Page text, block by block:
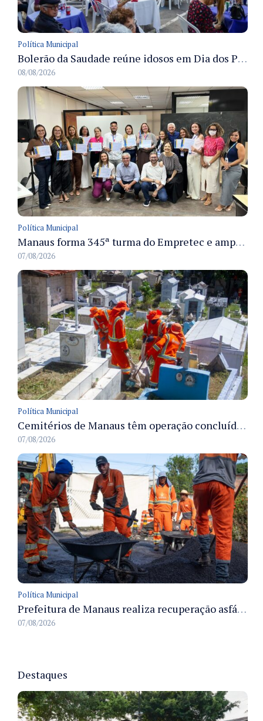
Política Municipal
Bolerão da Saudade reúne idosos em Dia dos Pais promovido pela Fundação Dr. Thomas em Manaus
08/08/2026
Política Municipal
Manaus forma 345ª turma do Empretec e amplia qualificação de empreendedores na cidade
07/08/2026
Política Municipal
Cemitérios de Manaus têm operação concluída e estrutura pronta para receber famílias no Dia dos Pais
07/08/2026
Política Municipal
Prefeitura de Manaus realiza recuperação asfáltica na rua Canário do Campo e amplia mobilidade na zona Norte
07/08/2026
Destaques